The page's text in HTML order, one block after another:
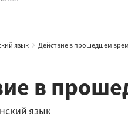
язык Действие в прошедшем
в
язык